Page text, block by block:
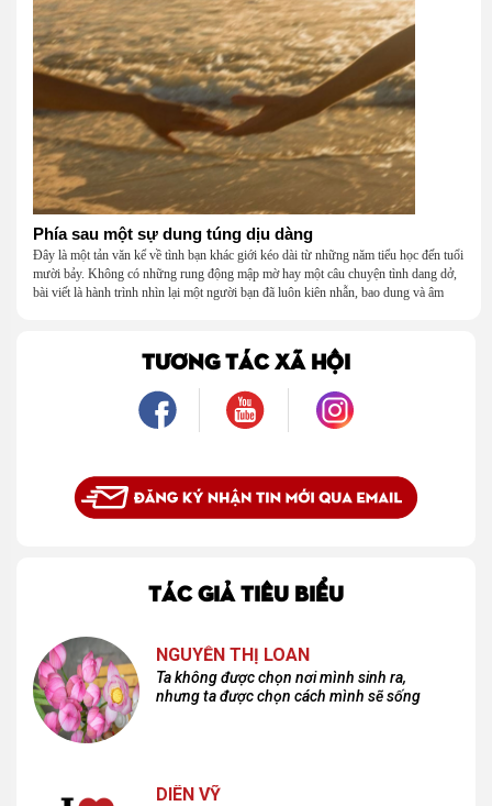
Phía sau một sự dung túng dịu dàng
Đây là một tản văn kể về tình bạn khác giới kéo dài từ những năm tiểu học đến tuổi
mười bảy. Không có những rung động mập mờ hay một câu chuyện tình dang dở,
bài viết là hành trình nhìn lại một người bạn đã luôn kiên nhẫn, bao dung và âm
là một mối tình, mà là một người luôn cho tôi quyền được là chính mình.
TƯƠNG TÁC XÃ HỘI
TÁC GIẢ TIÊU BIỂU
NGUYỄN THỊ LOAN
Ta không được chọn nơi mình sinh ra,
nhưng ta được chọn cách mình sẽ sống
DIÊN VỸ